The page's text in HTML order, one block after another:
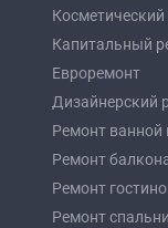
Капитальный
Евроремонт
Дизайнерский
Ремонт
Ремонт
Ремонт
Ремонт спальни